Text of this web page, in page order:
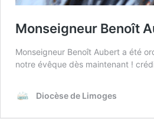
Monseigneur Benoît
Monseigneur Benoît Aubert a été
notre évêque dès maintenant !
Diocèse de Limoges